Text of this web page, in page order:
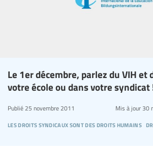
Le 1er décembre, parlez du VIH et
votre école ou dans votre syndicat
les droits syndicaux sont des droits humains
Publié 25 novembre 2011 Mis à jour30